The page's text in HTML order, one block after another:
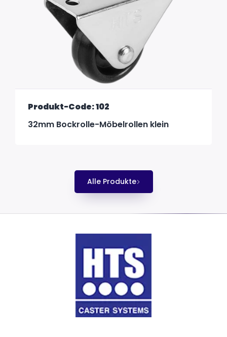
Produkt-Code: 102
32mm Bockrolle-Möbelrollen klein
Alle Produkte